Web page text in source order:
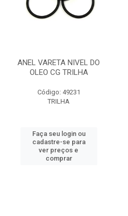
ANEL VARETA NIVEL DO
OLEO CG TRILHA
Código: 49231
TRILHA
Faça seu login ou
cadastre-se para
ver preços e
comprar